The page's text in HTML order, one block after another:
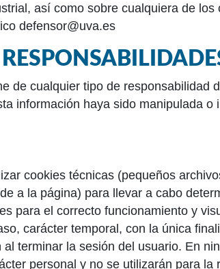
así como sobre cualquiera de
defensor@uva.es
de cualquier tipo de responsabilidad
información haya sido manipulada o
cookies técnicas (pequeños
a la página) para llevar a cabo
para el correcto funcionamiento y
carácter temporal, con la única
terminar la sesión del usuario. En
personal y no se utilizarán para la